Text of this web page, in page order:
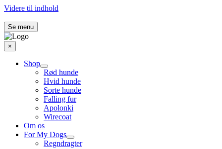
Videre til indhold
Se menu
×
Shop
Rød hunde
Hvid hunde
Sorte hunde
Falling fur
Apolonki
Wirecoat
Om os
For My Dogs
Regndragter